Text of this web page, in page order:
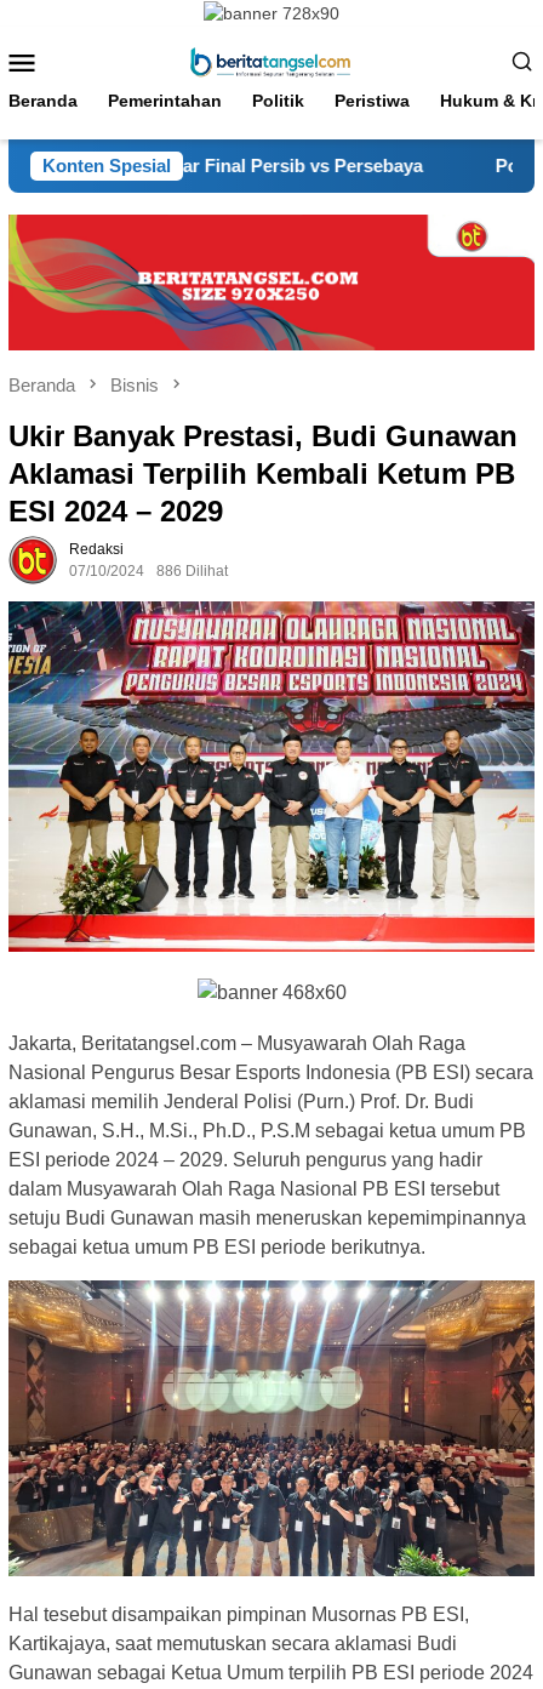
konten
Mobile
Beranda Pemerintahan Politik Peristiwa Hukum &
Konten Spesial
Nobar Final Persib vs Persebaya Polres Cianjur
Beranda Bisnis
Ukir Banyak Prestasi, Budi Gunawan
Aklamasi Terpilih Kembali Ketum PB
ESI 2024 – 2029
Redaksi
07/10/2024
886 Dilihat
Jakarta, Beritatangsel.com – Musyawarah Olah Raga
Nasional Pengurus Besar Esports Indonesia (PB ESI) secara
aklamasi memilih Jenderal Polisi (Purn.) Prof. Dr. Budi
Gunawan, S.H., M.Si., Ph.D., P.S.M sebagai ketua umum PB
ESI periode 2024 – 2029. Seluruh pengurus yang hadir
dalam Musyawarah Olah Raga Nasional PB ESI tersebut
setuju Budi Gunawan masih meneruskan kepemimpinannya
sebagai ketua umum PB ESI periode berikutnya.
Hal tesebut disampaikan pimpinan Musornas PB ESI,
Kartikajaya, saat memutuskan secara aklamasi Budi
Gunawan sebagai Ketua Umum terpilih PB ESI periode 2024